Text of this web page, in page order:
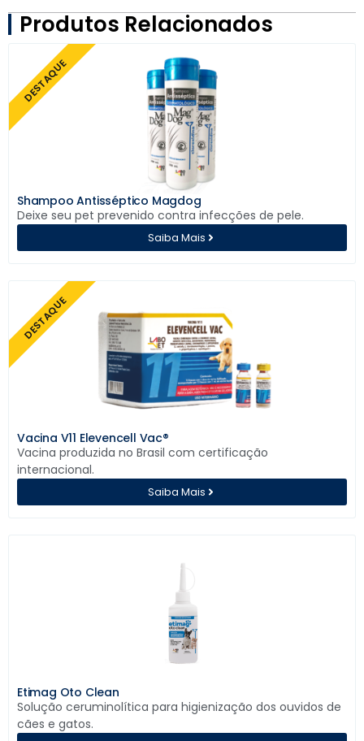
Produtos Relacionados
DESTAQUE
Saiba Mais
Shampoo Antisséptico Magdog
Deixe seu pet prevenido contra infecções de pele.
DESTAQUE
Saiba Mais
Vacina V11 Elevencell Vac®
Vacina produzida no Brasil com certificação
internacional.
Etimag Oto Clean
Solução ceruminolítica para higienização dos ouvidos de
cães e gatos.